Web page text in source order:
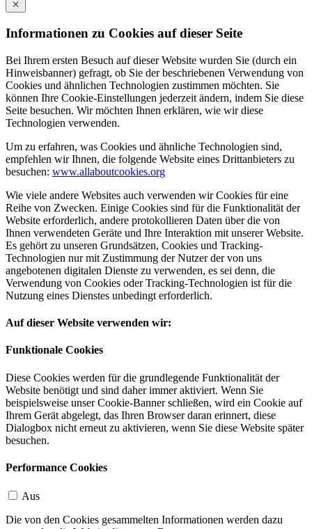
Informationen zu Cookies auf dieser Seite
Bei Ihrem ersten Besuch auf dieser Website wurden Sie (durch ein
Hinweisbanner) gefragt, ob Sie der beschriebenen Verwendung von
Cookies und ähnlichen Technologien zustimmen möchten. Sie
können Ihre Cookie-Einstellungen jederzeit ändern, indem Sie diese
Seite besuchen. Wir möchten Ihnen erklären, wie wir diese
Technologien verwenden.
Um zu erfahren, was Cookies und ähnliche Technologien sind,
empfehlen wir Ihnen, die folgende Website eines Drittanbieters zu
besuchen: www.allaboutcookies.org
Wie viele andere Websites auch verwenden wir Cookies für eine
Reihe von Zwecken. Einige Cookies sind für die Funktionalität der
Website erforderlich, andere protokollieren Daten über die von
Ihnen verwendeten Geräte und Ihre Interaktion mit unserer Website.
Es gehört zu unseren Grundsätzen, Cookies und Tracking-
Technologien nur mit Zustimmung der Nutzer der von uns
angebotenen digitalen Dienste zu verwenden, es sei denn, die
Verwendung von Cookies oder Tracking-Technologien ist für die
Nutzung eines Dienstes unbedingt erforderlich.
Auf dieser Website verwenden wir:
Funktionale Cookies
Diese Cookies werden für die grundlegende Funktionalität der
Website benötigt und sind daher immer aktiviert. Wenn Sie
beispielsweise unser Cookie-Banner schließen, wird ein Cookie auf
Ihrem Gerät abgelegt, das Ihren Browser daran erinnert, diese
Dialogbox nicht erneut zu aktivieren, wenn Sie diese Website später
besuchen.
Performance Cookies
Aus
Die von den Cookies gesammelten Informationen werden dazu